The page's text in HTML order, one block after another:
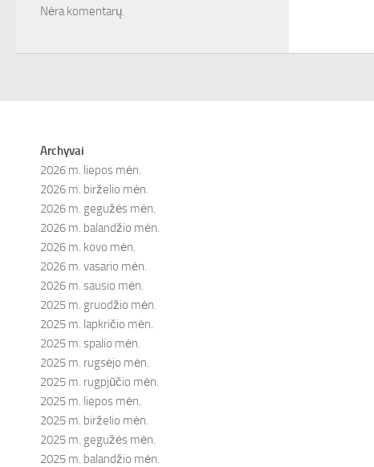
Nėra komentarų.
Archyvai
2026 m. liepos mėn.
2026 m. birželio mėn.
2026 m. gegužės mėn.
2026 m. balandžio mėn.
2026 m. kovo mėn.
2026 m. vasario mėn.
2026 m. sausio mėn.
2025 m. gruodžio mėn.
2025 m. lapkričio mėn.
2025 m. spalio mėn.
2025 m. rugsėjo mėn.
2025 m. rugpjūčio mėn.
2025 m. liepos mėn.
2025 m. birželio mėn.
2025 m. gegužės mėn.
2025 m. balandžio mėn.